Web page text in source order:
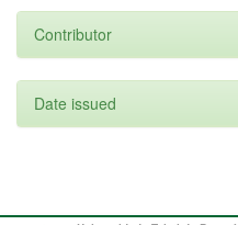
Contributor
Date issued